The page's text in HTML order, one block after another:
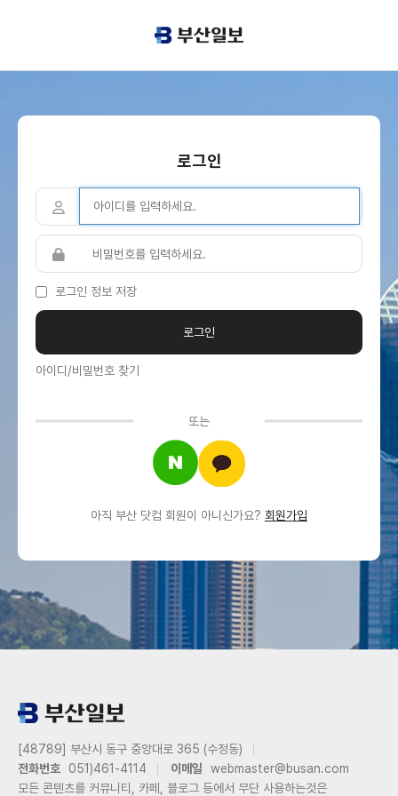
로그인
로그인 정보 저장
아이디/비밀번호 찾기
또는
아직 부산 닷컴 회원이 아니신가요? 회원가입
[48789] 부산시 동구 중앙대로 365 (수정동)
전화번호
051)461-4114 이메일
webmaster@busan.com
모든 콘텐츠를 커뮤니티, 카페, 블로그 등에서 무단 사용하는것은